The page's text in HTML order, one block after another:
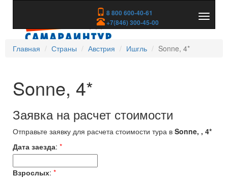
8 800 600-40-61
+7(846) 300-45-00
скрыть
Главная
Страны Австрия Ишгль Sonne, 4*
Sonne, 4*
Заявка на расчет стоимости
Отправьте заявку для расчета стоимости тура в Sonne, , 4*
Дата заезда: *
Взрослых: *